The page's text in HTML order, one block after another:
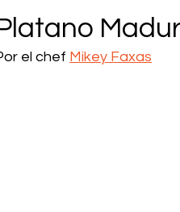
el chef Mikey Faxas